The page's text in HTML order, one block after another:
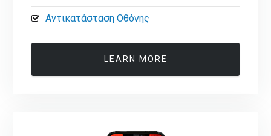
Αντικατάσταση Οθόνης
LEARN MORE